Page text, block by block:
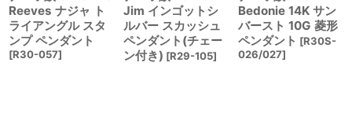
Reeves ナジャ ト
ライアングル スタ
ンプ ペンダント
[R30-057]
Jim インゴットシ
ルバー スカッシュ
ペンダント(チェー
ン付き) [R29-105]
Bedonie 14K サン
バースト 10G 菱形
ペンダント [R30S-
026/027]